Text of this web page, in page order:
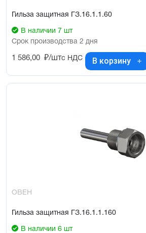
Гильза защитная ГЗ.16.1.1.60
В наличии 7 шт
Срок производства 2 дня
1 586,00 ₽/штс НДС В корзину
ОВЕН
Гильза защитная ГЗ.16.1.1.160
В наличии 6 шт